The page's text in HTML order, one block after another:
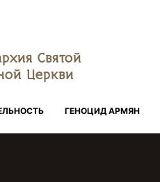
Святой
Церкви
ГЕНОЦИД АРМЯН